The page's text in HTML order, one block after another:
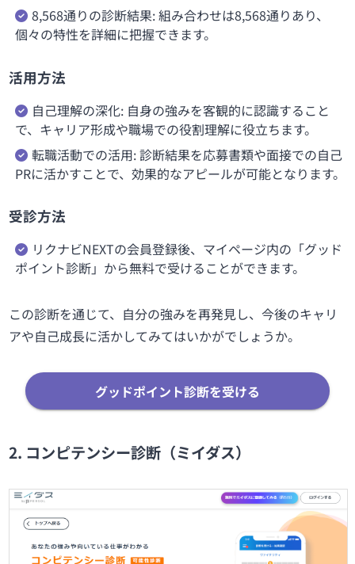
8,568通りの診断結果: 組み合わせは8,568通りあり、
個々の特性を詳細に把握できます。
活用方法
自己理解の深化: 自身の強みを客観的に認識すること
で、キャリア形成や職場での役割理解に役立ちます。
転職活動での活用: 診断結果を応募書類や面接での自己
PRに活かすことで、効果的なアピールが可能となります。
受診方法
リクナビNEXTの会員登録後、マイページ内の「グッド
ポイント診断」から無料で受けることができます。
この診断を通じて、自分の強みを再発見し、今後のキャリ
アや自己成長に活かしてみてはいかがでしょうか。
グッドポイント診断を受ける
2. コンピテンシー診断（ミイダス）